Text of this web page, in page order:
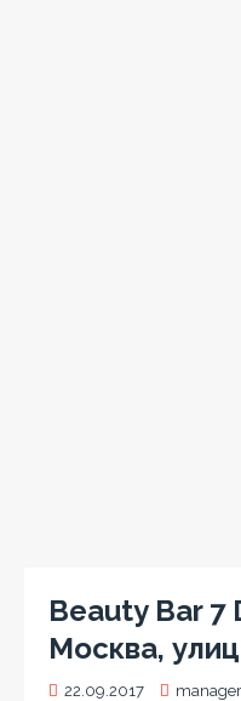
Beauty Bar 7
Москва,
22.09.2017 manager